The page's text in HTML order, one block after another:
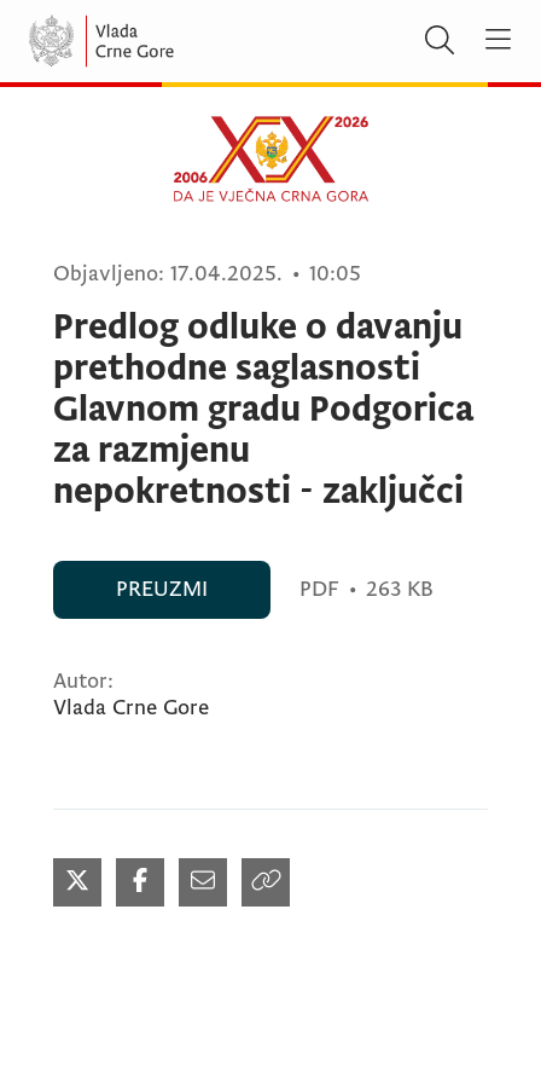
Predlog odluke o davanju
prethodne saglasnosti
Glavnom gradu Podgorica
za razmjenu
nepokretnosti - zaključci
Objavljeno: 17.04.2025. • 10:05
Autor:
Vlada Crne Gore
PREUZMI PDF • 263 KB